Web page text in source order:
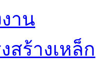
าน
สร้างเหล็ก